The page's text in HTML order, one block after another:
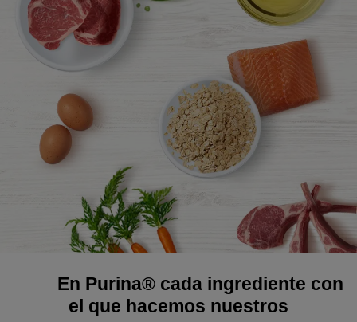
En Purina® cada ingrediente con
el que hacemos nuestros